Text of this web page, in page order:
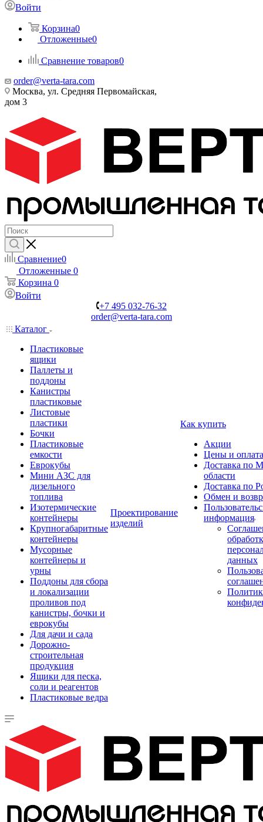
Войти
Корзина0
Отложенные0
Сравнение товаров0
order@verta-tara.com
Москва, ул. Средняя Первомайская,
дом 3
Сравнение0
Отложенные 0
Корзина 0
Войти
+7 495 032-76-32
order@verta-tara.com
Каталог
Пластиковые
ящики
Паллеты и
поддоны
Канистры
пластиковые
Листовые
пластики
Бочки
Пластиковые
емкости
Еврокубы
Мини АЗС для
дизельного
топлива
Изотермические
контейнеры
Крупногабаритные
контейнеры
Мусорные
контейнеры и
урны
Поддоны для сбора
и локализации
проливов под
канистры, бочки и
еврокубы
Для дачи и сада
Дорожно-
строительная
продукция
Ящики для песка,
соли и реагентов
Пластиковые ведра
Проектирование
изделий
Как купить
Акции
Цены и оплата
Доставка по
области
Доставка по
Обмен и
информация
данных